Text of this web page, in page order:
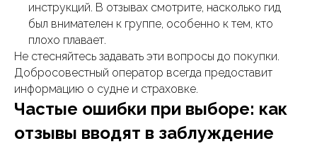
инструкций. В отзывах смотрите, насколько гид
был внимателен к группе, особенно к тем, кто
плохо плавает.
Не стесняйтесь задавать эти вопросы до покупки.
Добросовестный оператор всегда предоставит
информацию о судне и страховке.
Частые ошибки при выборе: как
отзывы вводят в заблуждение